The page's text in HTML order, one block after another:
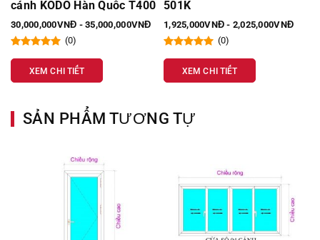
cánh KODO Hàn Quốc T400
30,000,000VNĐ - 35,000,000VNĐ
(0)
XEM CHI TIẾT
501K
1,925,000VNĐ - 2,025,000VNĐ
(0)
XEM CHI TIẾT
SẢN PHẨM TƯƠNG TỰ